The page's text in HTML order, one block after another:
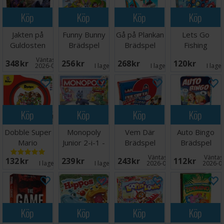
Köp
Jakten på
Guldosten
Brädspel
348 SEK Väntas in:
2026-08-18
Köp
Funny Bunny
Brädspel
256 SEK I lager: 9
Köp
Gå på Plankan
Brädspel
268 SEK I lager:
Köp
Lets Go
Fishing
120 SEK I
Köp
Dobble Super
Mario
Brädspel
132 SEK I lager: 6
Köp
Monopoly
Junior 2-i-1 -
239 SEK I lager: 4
Köp
Vem Där
Brädspel
243 SEK Väntas in:
2026-08-15
Köp
Auto Bingo
Brädspel
112 SEK 2026-
Köp Köp Köp Köp